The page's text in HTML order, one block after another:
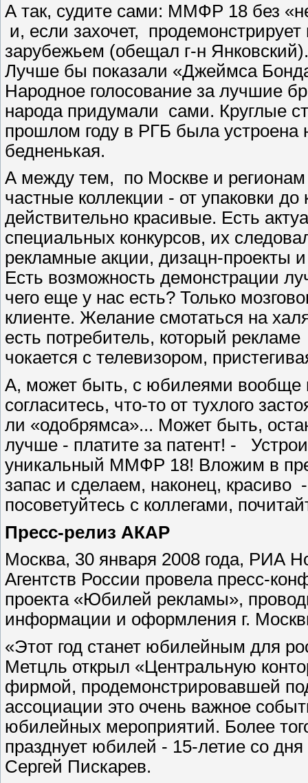
А так, судите сами: ММФР 18 без
и, если захочет,
зарубежьем (обещал г-н
Лучше бы показали «Джеймса
Народное голосование за лучшие
народа придумали сами. Круглые
прошлом году в РГБ была устроена
бедненькая.
А между тем, по Москве и
частные коллекции - от упаковки
действительно красивые. Есть
специальных конкурсов, их
рекламные акции, дизацн-проекты
Есть возможность демонстрации
чего еще у нас есть? Только
клиенте. Желание смотаться на
есть потребитель, который
чокается с телевизором,
А, может быть, с юбилеями вообще
согласитесь, что-то от тухлого
ли «одобрямса»... Может быть,
лучше - платите за патент! -
уникальный ММФР 18! Вложим в
запас и сделаем, наконец,
посоветуйтесь с коллегами,
Пресс-релиз АКАР
Москва, 30 января 2008 года, РИА
Агентств России провела пресс-
проекта «Юбилей рекламы»,
информации и оформления г.
«Этот год станет юбилейным для
Метцль открыл «Центральную
фирмой, продемонстрировавшей
ассоциации это очень важное
юбилейных мероприятий. Более
празднует юбилей - 15-летие со
Сергей Пискарев.